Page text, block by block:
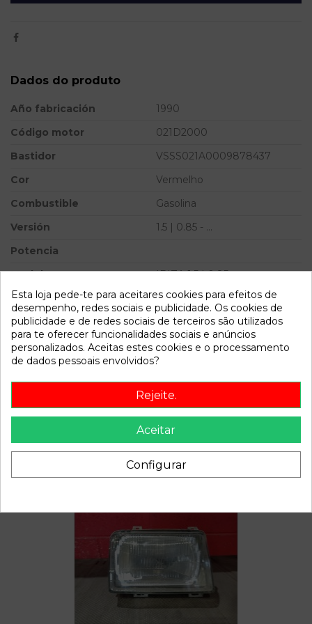
Dados do produto
Año fabricación
1990
Código motor
021D2000
Bastidor
VSSS021A0009878437
Cor
Vermelho
Combustible
Gasolina
Versión
1.5 | 0.85 - ...
Potencia
Modelo
IBIZA 1.5 | 0.85 - ...
Referência 809577
Disponível a partir de: 2022-04-04
Descrição
Recambio de faro izquierdo para seat ibiza 1.5 | 0.85 - ... 1.5 |
0.85 - ... referencia OEM IAM
Também poderá gostar
Esta loja pede-te para aceitares cookies para efeitos de
desempenho, redes sociais e publicidade. Os cookies de
publicidade e de redes sociais de terceiros são utilizados
para te oferecer funcionalidades sociais e anúncios
personalizados. Aceitas estes cookies e o processamento
de dados pessoais envolvidos?
Rejeite.
Aceitar
Configurar